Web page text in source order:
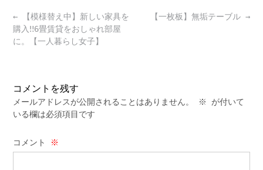
Post
navigation
【一枚板】無垢テーブル →
← 【模様替え中】新しい家具を
購入‼︎6畳賃貸をおしゃれ部屋
に。【一人暮らし女子】
コメントを残す
メールアドレスが公開されることはありません。 ※
が付いて
いる欄は必須項目です
コメント ※